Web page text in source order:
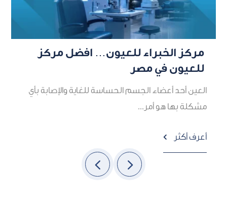
مركز الخبراء للعيون… افضل مركز
للعيون في مصر
العين أحد أعضاء الجسم الحساسة للغاية والإصابة بأي
مشكلة بها هو أمر...
أعرف أكثر 